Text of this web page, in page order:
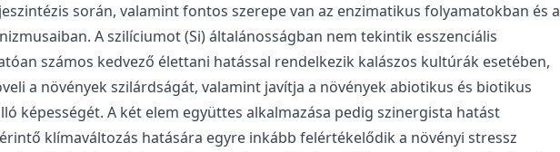
során, valamint fontos szerepe van az enzimatikus folyamatokban és a
A szilíciumot (Si) általánosságban nem tekintik esszenciális
számos kedvező élettani hatással rendelkezik kalászos kultúrák esetében,
a növények szilárdságát, valamint javítja a növények abiotikus és biotikus
képességét. A két elem együttes alkalmazása pedig szinergista hatást
klímaváltozás hatására egyre inkább felértékelődik a növényi stressz